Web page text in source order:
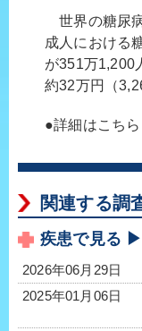
世界の糖尿
成人における
が351万1,200
約32万円（
●詳細はこち
関連する調
疾患で見る
2026年06月29日
2025年01月06日